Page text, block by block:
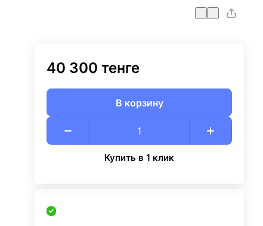
40 300 тенге
В корзину
Купить в 1 клик